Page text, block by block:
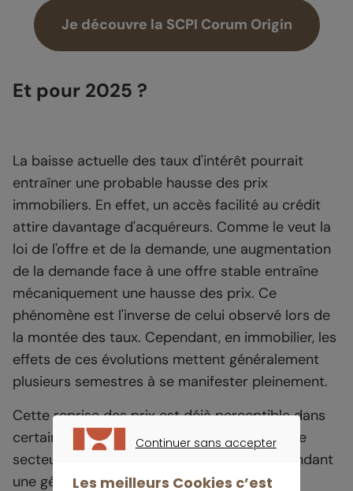
Je découvre la SCPI Corum Origin
Et pour 2025 ?
La baisse actuelle des taux d'intérêt pourrait
entraîner une probable hausse des prix
immobiliers. En effet, un accès facilité au crédit
attire davantage d'acquéreurs. Comme le veut la
loi de l'offre et de la demande, une augmentation
de la demande face à une offre stable entraîne
mécaniquement une hausse des prix. Ce
phénomène est l'inverse de celui observé lors de
la montée des taux. Cependant, en immobilier, les
effets de ces évolutions mettent généralement
plusieurs semestres à se manifester pleinement.
Cette reprise des prix est déjà perceptible dans
certains pays européens, notamment dans le
secteur de l'immobilier commercial. En attendant
une généralisation de cette tendance, 2025
Continuer sans accepter
Les meilleurs Cookies c’est